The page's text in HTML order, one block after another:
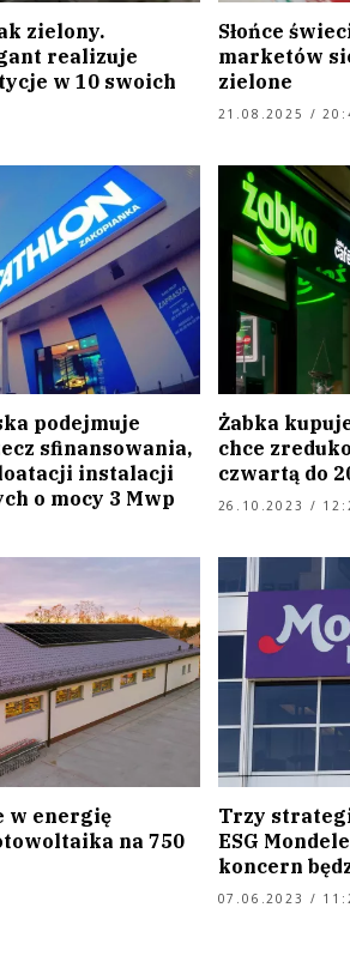
zielony.
realizuje
w 10 swoich
Słońce
marketów
zielone
21.08.2025 /
podejmuje
sfinansowania,
instalacji
o mocy 3 Mwp
Żabka
chce
czwartą do
26.10.2023 /
w energię
na 750
Trzy
ESG
koncern
07.06.2023 /